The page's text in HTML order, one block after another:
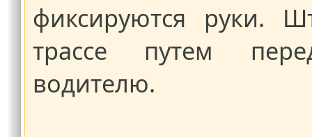
фиксируются руки.
трассе путем
водителю.